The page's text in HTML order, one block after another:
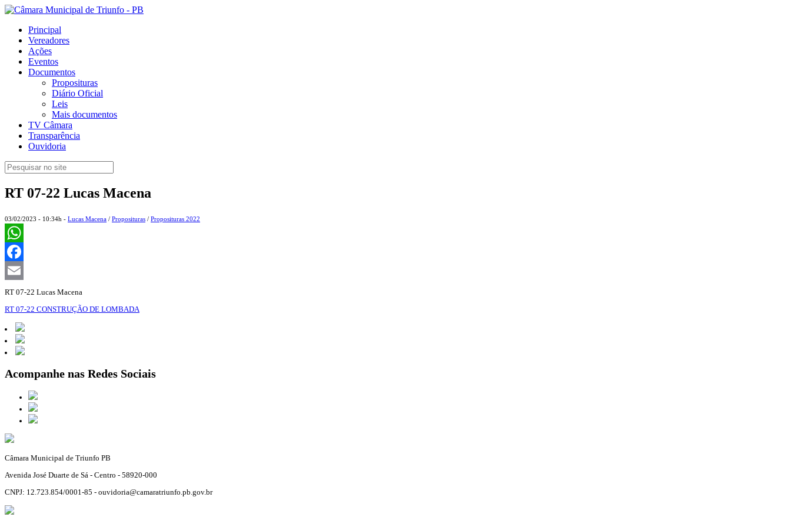
Principal
Vereadores
Ações
Eventos
Documentos
Proposituras
Diário Oficial
Leis
Mais documentos
TV Câmara
Transparência
Ouvidoria
RT 07-22 Lucas Macena
03/02/2023 - 10:34h - Lucas Macena / Proposituras / Proposituras 2022
WhatsApp
Facebook
Email
RT 07-22 Lucas Macena
RT 07-22 CONSTRUÇÃO DE LOMBADA
Acompanhe nas Redes Sociais
Câmara Municipal de Triunfo PB
Avenida José Duarte de Sá - Centro - 58920-000
CNPJ: 12.723.854/0001-85 - ouvidoria@camaratriunfo.pb.gov.br